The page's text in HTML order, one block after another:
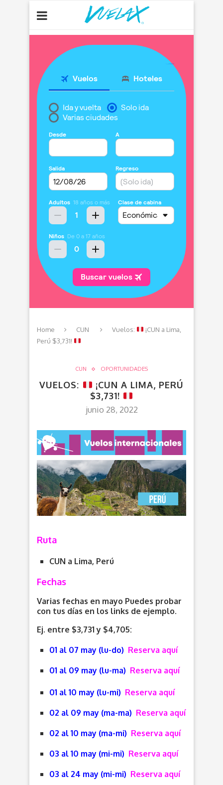
Home CUN Vuelos:
¡CUN a Lima,
Perú $3,731!
CUN OPORTUNIDADES
VUELOS:
¡CUN A LIMA, PERÚ
$3,731!
junio 28, 2022
Ruta
CUN a Lima, Perú
Fechas
Varias fechas en mayo Puedes probar
con tus días en los links de ejemplo.
Ej. entre $3,731 y $4,705:
01 al 07 may (lu-do) Reserva aquí
01 al 09 may (lu-ma) Reserva aquí
01 al 10 may (lu-mi) Reserva aquí
02 al 09 may (ma-ma) Reserva aquí
02 al 10 may (ma-mi) Reserva aquí
03 al 10 may (mi-mi) Reserva aquí
03 al 24 may (mi-mi) Reserva aquí